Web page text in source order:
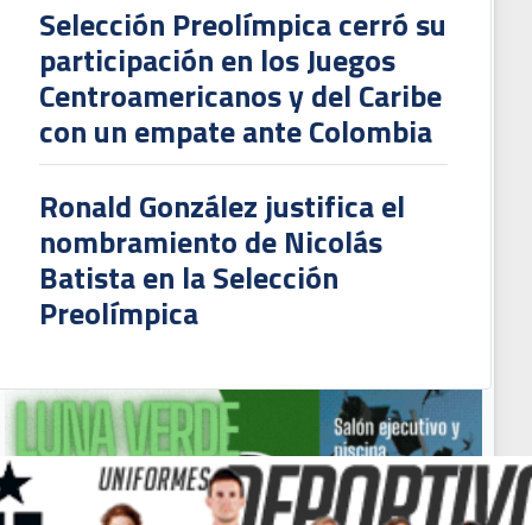
Selección Preolímpica cerró su
participación en los Juegos
Centroamericanos y del Caribe
con un empate ante Colombia
Ronald González justifica el
nombramiento de Nicolás
Batista en la Selección
Preolímpica
Arriola: ''No podemos ser tan hipócritas, lo que buscan al jugar viernes